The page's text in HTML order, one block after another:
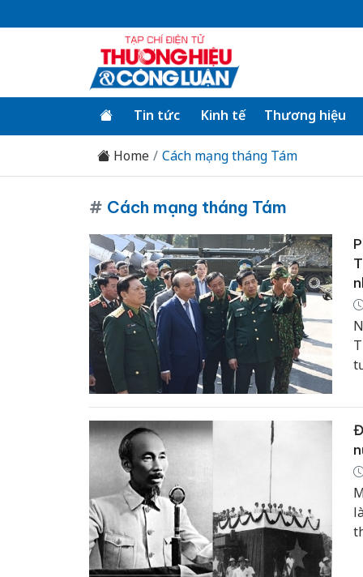
Tin tức Kinh tế Thương hiệu
Home Cách mạng tháng Tám
# Cách mạng tháng Tám